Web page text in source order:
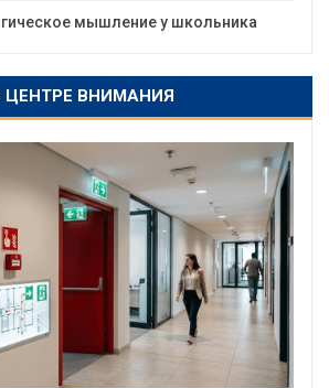
мышление у школьника
ЦЕНТРЕ ВНИМАНИЯ